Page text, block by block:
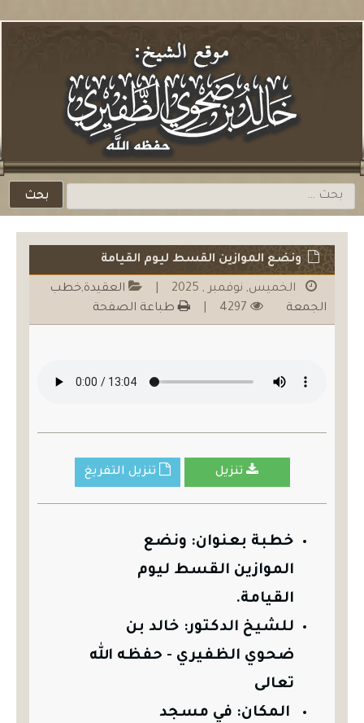
البحث
عن:
ونضع الموازين القسط ليوم القيامة
الخميس, نوفمبر , 2025 العقيدة,خطب
الجمعة
4297 طباعة الصفحة
تنزيل تنزيل التفريغ
خطبة بعنوان: ونضع
الموازين القسط ليوم
القيامة.
للشيخ الدكتور: خالد بن
ضحوي الظفيري - حفظه الله
تعالى
المكان: في مسجد